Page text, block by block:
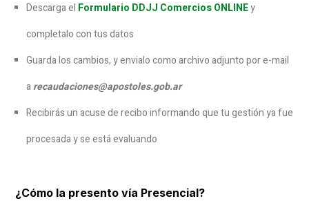
Descarga el Formulario DDJJ Comercios ONLINEy
completalo con tus datos
Guarda los cambios, y envialo como archivo adjunto por e-mail
arecaudaciones@apostoles.gob.ar
Recibirás un acuse de recibo informando que tu gestión ya fue
procesada y se está evaluando
¿Cómo la presento vía Presencial?